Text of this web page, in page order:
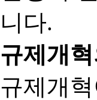
니다.
규제개
규제개